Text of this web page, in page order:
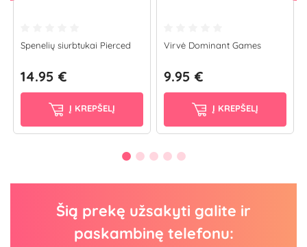
Spenelių siurbtukai Pierced
14.95 €
Į KREPŠELĮ
Virvė Dominant Games
9.95 €
Į KREPŠELĮ
Šią prekę užsakyti galite ir
paskambinę telefonu: